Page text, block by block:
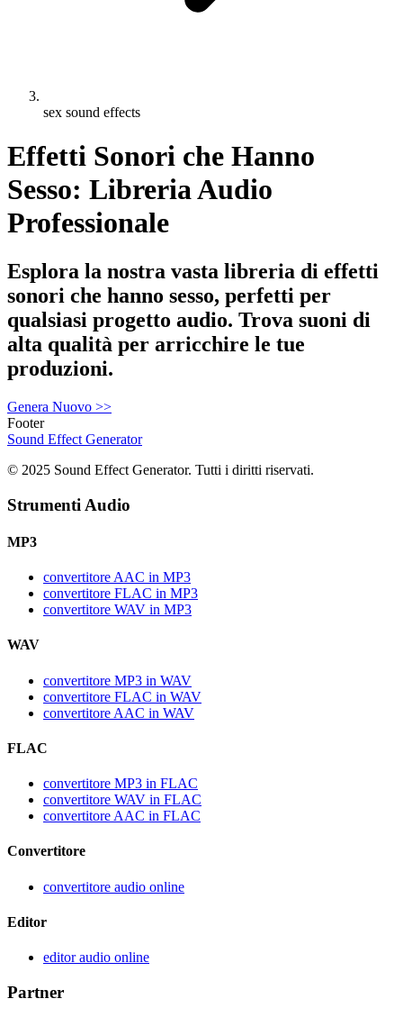
sex sound effects
Effetti Sonori che Hanno
Sesso: Libreria Audio
Professionale
Esplora la nostra vasta libreria di effetti
sonori che hanno sesso, perfetti per
qualsiasi progetto audio. Trova suoni di
alta qualità per arricchire le tue
produzioni.
Genera Nuovo >>
Footer
Sound Effect Generator
© 2025 Sound Effect Generator. Tutti i diritti riservati.
Strumenti Audio
MP3
convertitore AAC in MP3
convertitore FLAC in MP3
convertitore WAV in MP3
WAV
convertitore MP3 in WAV
convertitore FLAC in WAV
convertitore AAC in WAV
FLAC
convertitore MP3 in FLAC
convertitore WAV in FLAC
convertitore AAC in FLAC
Convertitore
convertitore audio online
Editor
editor audio online
Partner